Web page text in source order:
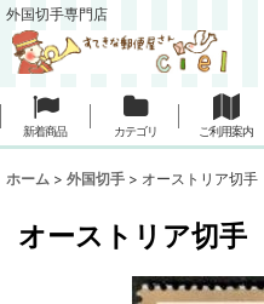
外国切手専門店
新着商品 カテゴリ ご利用案内
ホーム > 外国切手 > オーストリア
オーストリア切